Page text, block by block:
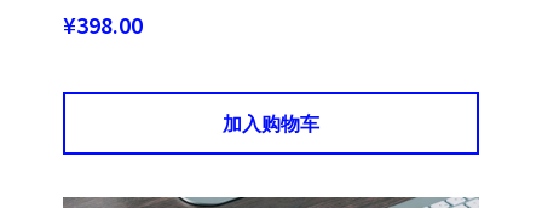
¥398.00
加入购物车